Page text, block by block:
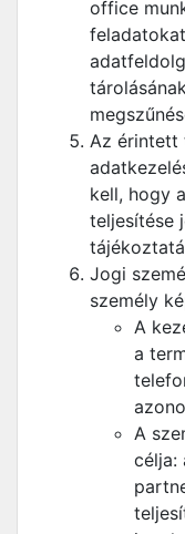
office
Az érintett
kell, hogy
teljesítése
Jogi
személy
A
a
A
célja: